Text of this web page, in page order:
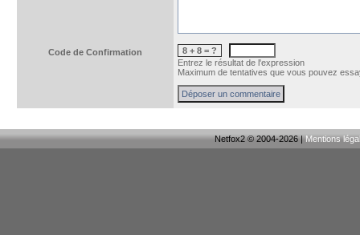
Code de Confirmation
8 + 8 = ?
Entrez le résultat de l'expression
Maximum de tentatives que vous pouvez
Netfox2 © 2004-2026 |Mentions